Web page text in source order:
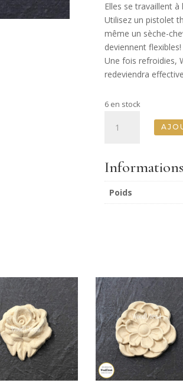
Elles se travaillent à
Utilisez un pistolet
même un sèche-
deviennent flexibles!
Une fois refroidies,
redeviendra
6 en stock
5
Bouquets
de
Rose
Bouquets
WUB0330
5.2
x
6.3
cm
Poids